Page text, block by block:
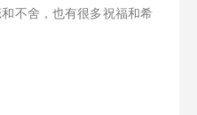
不舍，也有很多祝福和希